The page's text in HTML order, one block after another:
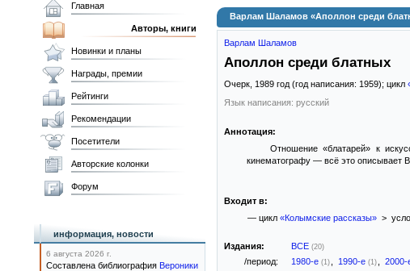
Варлам Шаламов «Аполлон среди
Варлам Шаламов
Аполлон среди блатных
Очерк, 1989 год (год написания: 1959); цикл
Язык написания: русский
Аннотация:
Отношение «блатарей» к
кинематографу — всё это описывает
Входит в:
— цикл «Колымские рассказы»>
Издания: ВСЕ (20)
/период: 1980-е (1) 1990-е (1) 2000-
Главная
Авторы, книги
Новинки и планы
Награды, премии
Рейтинги
Рекомендации
Посетители
Авторские колонки
Форум
информация, новости
6 августа 2026 г.
Составлена библиография Вероники